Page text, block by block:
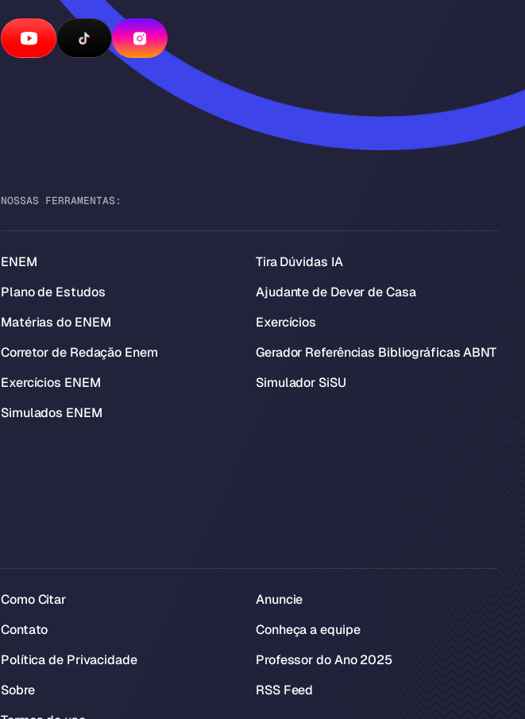
NOSSAS FERRAMENTAS:
ENEM
Plano de Estudos
Matérias do ENEM
Corretor de Redação Enem
Exercícios ENEM
Simulados ENEM
Tira Dúvidas IA
Ajudante de Dever de Casa
Exercícios
Gerador Referências Bibliográficas ABNT
Simulador SiSU
Como Citar
Contato
Política de Privacidade
Sobre
Anuncie
Conheça a equipe
Professor do Ano 2025
RSS Feed